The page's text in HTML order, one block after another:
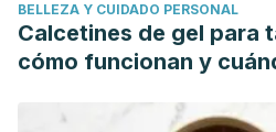
Lindner, L., No, M., el
Entradas, S. Comer
Doval, H. C. (2013).
BELLEZA Y CUIDADO PERSONAL
Calcetines de gel para
cómo funcionan y